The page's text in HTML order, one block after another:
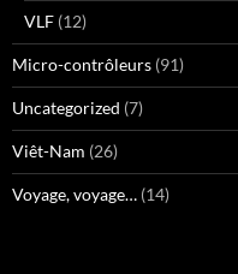
VLF (12)
Micro-contrôleurs (91)
Uncategorized (7)
Viêt-Nam (26)
Voyage, voyage… (14)